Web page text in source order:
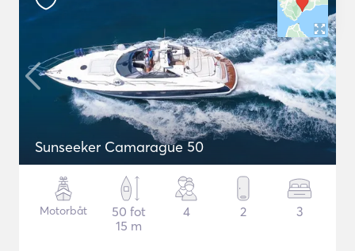
Sunseeker Camarague 50
Motorbåt
50 fot
15 m
4 2 3